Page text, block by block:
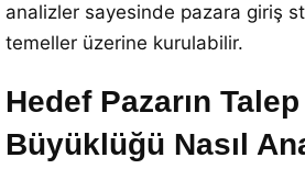
analizler sayesinde pazara giriş
temeller üzerine kurulabilir.
Hedef Pazarın
Büyüklüğü Nasıl